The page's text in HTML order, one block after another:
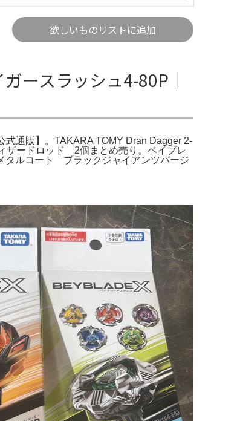
欲しいものリストに追加
ースラッシュ4-80P｜
通販】。TAKARA TOMY Dran Dagger 2-
ザードロッド 2個まとめ売り。ベイブレ
タルコート ブラックジャイアンツバージ